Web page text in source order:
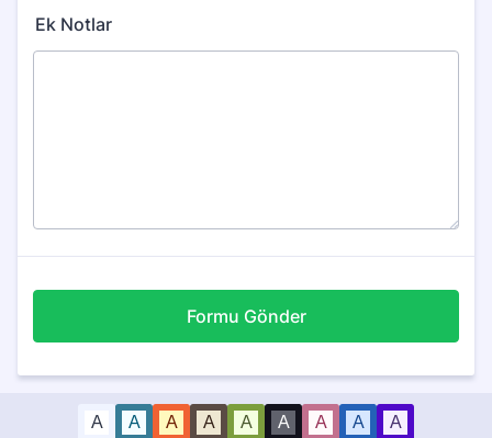
Ek Notlar
Formu Gönder
A A A A A A A A A